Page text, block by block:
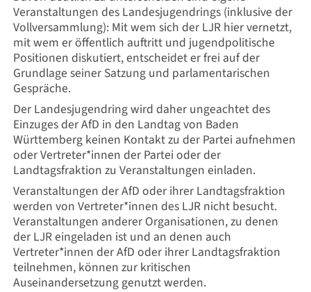
Veranstaltungen des Landesjugendrings (inklusive der
Vollversammlung): Mit wem sich der LJR hier vernetzt,
mit wem er öffentlich auftritt und jugendpolitische
Positionen diskutiert, entscheidet er frei auf der
Grundlage seiner Satzung und parlamentarischen
Gespräche.
Der Landesjugendring wird daher ungeachtet des
Einzuges der AfD in den Landtag von Baden
Württemberg keinen Kontakt zu der Partei aufnehmen
oder Vertreter*innen der Partei oder der
Landtagsfraktion zu Veranstaltungen einladen.
Veranstaltungen der AfD oder ihrer Landtagsfraktion
werden von Vertreter*innen des LJR nicht besucht.
Veranstaltungen anderer Organisationen, zu denen
der LJR eingeladen ist und an denen auch
Vertreter*innen der AfD oder ihrer Landtagsfraktion
teilnehmen, können zur kritischen
Auseinandersetzung genutzt werden.